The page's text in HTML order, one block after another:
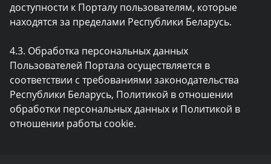
доступности к Порталу пользователям, которые
находятся за пределами Республики Беларусь.
4.3. Обработка персональных данных
Пользователей Портала осуществляется в
соответствии с требованиями законодательства
Республики Беларусь, Политикой в отношении
обработки персональных данных и Политикой в
отношении работы cookie.